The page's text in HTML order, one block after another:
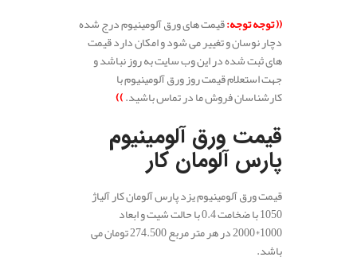
((توجه توجه:قیمت های ورق آلومینیوم درج شده
دچار نوسان و تغییر می شود و امکان دارد قیمت
های ثبت شده در این وب سایت به روز نباشد و
جهت استعلام قیمت روز ورق آلومینیوم با
کارشناسان فروش ما در تماس باشید.))
قیمت ورق آلومینیوم
پارس آلومان کار
قیمت ورق آلومینیوم یزد پارس آلومان کار آلیاژ
1050 با ضخامت 0.4 با حالت شیت و ابعاد
1000*2000 در هر متر مربع 274.500 تومان می
باشد.